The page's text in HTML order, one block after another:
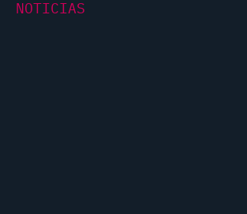
NOTICIAS